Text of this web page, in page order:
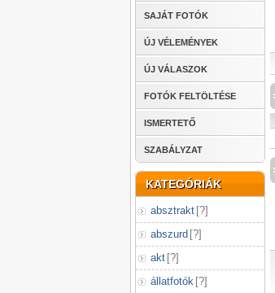
SAJÁT FOTÓK
ÚJ VÉLEMÉNYEK
ÚJ VÁLASZOK
FOTÓK FELTÖLTÉSE
ISMERTETŐ
SZABÁLYZAT
KATEGÓRIÁK
absztrakt [?]
abszurd [?]
akt [?]
állatfotók [?]